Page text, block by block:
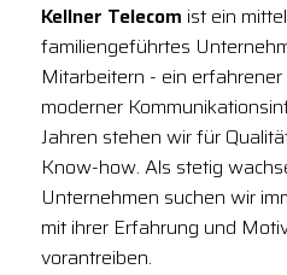
Kellner Telecom ist ein
familiengeführtes
Mitarbeitern - ein
moderner
Jahren stehen wir für
Know-how. Als stetig
Unternehmen suchen wir
mit ihrer Erfahrung und
vorantreiben.